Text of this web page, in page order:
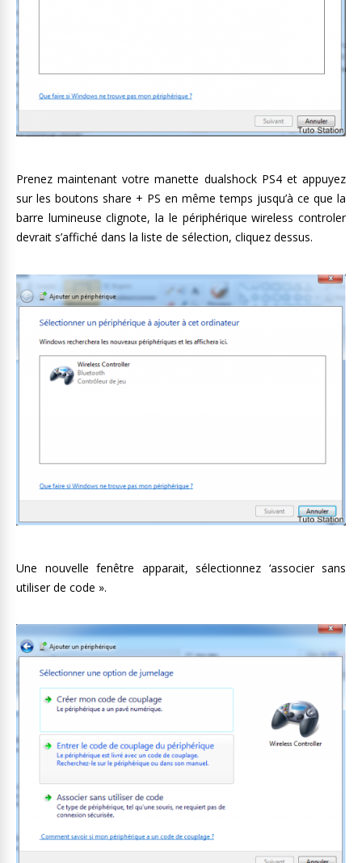
Prenez maintenant votre manette dualshock PS4 et appuyez
sur les boutons share + PS en même temps jusqu’à ce que la
barre lumineuse clignote, la le périphérique wireless controler
devrait s’affiché dans la liste de sélection, cliquez dessus.
Une nouvelle fenêtre apparait, sélectionnez ‘associer sans
utiliser de code ».